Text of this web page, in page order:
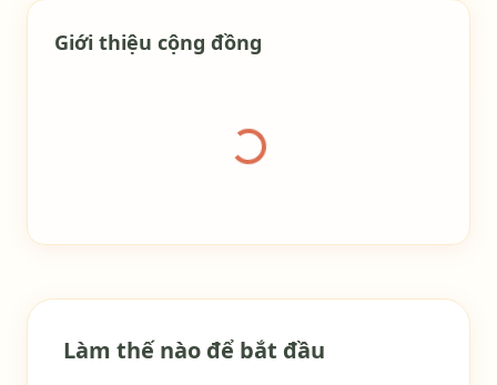
Giới thiệu cộng đồng
Đang tải thư viện
Làm thế nào để bắt đầu